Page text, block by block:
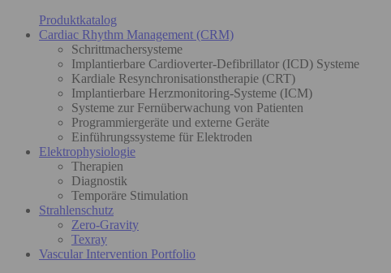
Produktkatalog
Cardiac Rhythm Management (CRM)
Schrittmachersysteme
Implantierbare Cardioverter-Defibrillator (ICD) Systeme
Kardiale Resynchronisationstherapie (CRT)
Implantierbare Herzmonitoring-Systeme (ICM)
Systeme zur Fernüberwachung von Patienten
Programmiergeräte und externe Geräte
Einführungssysteme für Elektroden
Elektrophysiologie
Therapien
Diagnostik
Temporäre Stimulation
Strahlenschutz
Zero-Gravity
Texray
Vascular Intervention Portfolio